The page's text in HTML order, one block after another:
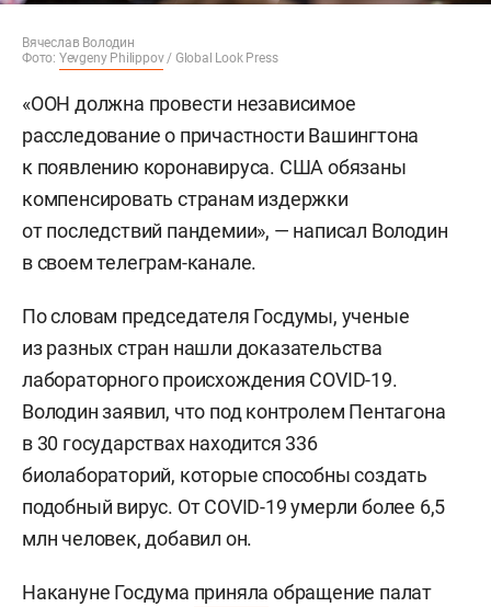
Вячеслав Володин
Фото: Yevgeny Philippov/ Global Look Press
«ООН должна провести независимое
расследование о причастности Вашингтона
к появлению коронавируса. США обязаны
компенсировать странам издержки
от последствий пандемии», — написал Володин
в своем телеграм-канале.
По словам председателя Госдумы, ученые
из разных стран нашли доказательства
лабораторного происхождения COVID-19.
Володин заявил, что под контролем Пентагона
в 30 государствах находится 336
биолабораторий, которые способны создать
подобный вирус. От COVID-19 умерли более 6,5
млн человек, добавил он.
Накануне Госдума приняла обращение палат